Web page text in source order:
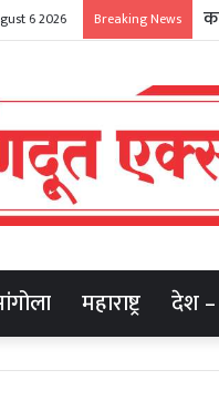
6 2026 Breaking News
महाराष्ट्र देश